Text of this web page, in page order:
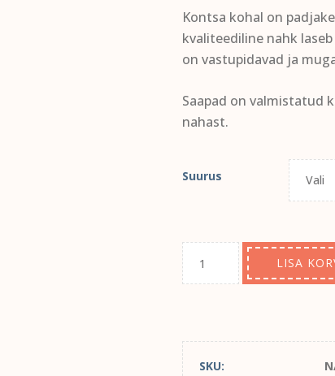
Kontsa kohal on
kvaliteediline nahk
on vastupidavad ja
Saapad on valmistatud
nahast.
Suurus
LISA
SKU: